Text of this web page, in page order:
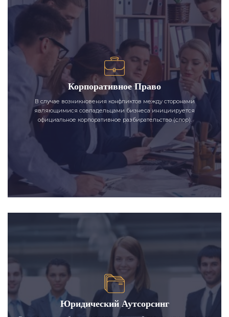
Корпоративное Право
В случае возникновения конфликтов между сторонами
являющимися совладельцами бизнеса инициируется
официальное корпоративное разбирательство (спор).
Юридический Аутсорсинг